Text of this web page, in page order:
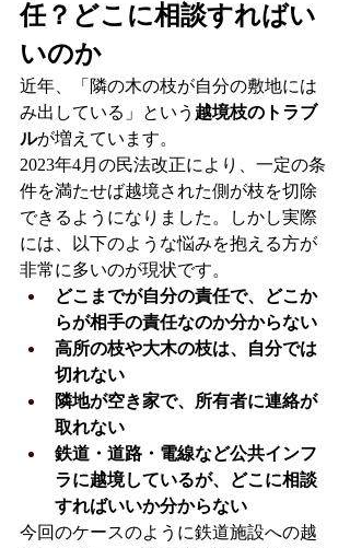
任？どこに相談すればい
いのか
近年、「隣の木の枝が自分の敷地には
み出している」という 越境枝のトラブ
ルが増えています。
2023年4月の民法改正により、一定の条
件を満たせば越境された側が枝を切除
できるようになりました。しかし実際
には、以下のような悩みを抱える方が
非常に多いのが現状です。
どこまでが自分の責任で、どこか
らが相手の責任なのか分からない
高所の枝や大木の枝は、自分では
切れない
隣地が空き家で、所有者に連絡が
取れない
鉄道・道路・電線など公共インフ
ラに越境しているが、どこに相談
すればいいか分からない
今回のケースのように鉄道施設への越